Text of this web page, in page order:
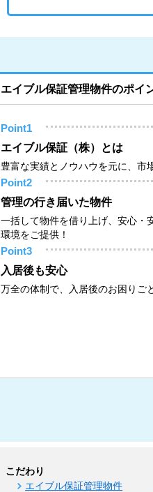
エイブル保証管理物件のポイ
Point1
エイブル保証（株）とは
豊富な実績とノウハウを元に、市
Point2
管理の行き届いた物件
一括して物件を借り上げ、安心・
環境をご提供！
Point3
入居後も安心
万全の体制で、入居後のお困りご
こだわり
エイブル保証管理物件